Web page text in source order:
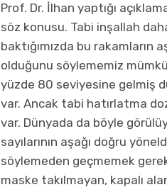
Prof. Dr. İlhan yaptığı
söz konusu. Tabi inşallah
baktığımızda bu rakamların
olduğunu söylememiz
yüzde 80 seviyesine gelmiş
var. Ancak tabi hatırlatma
var. Dünyada da böyle
sayılarının aşağı doğru
söylemeden geçmemek
maske takılmayan, kapalı